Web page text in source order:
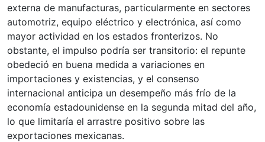
externa de manufacturas, particularmente en sectores
automotriz, equipo eléctrico y electrónica, así como
mayor actividad en los estados fronterizos. No
obstante, el impulso podría ser transitorio: el repunte
obedeció en buena medida a variaciones en
importaciones y existencias, y el consenso
internacional anticipa un desempeño más frío de la
economía estadounidense en la segunda mitad del año,
lo que limitaría el arrastre positivo sobre las
exportaciones mexicanas.